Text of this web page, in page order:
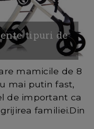
tipuri de
mamicile de 8
mai putin fast,
de important ca
familiei.Din